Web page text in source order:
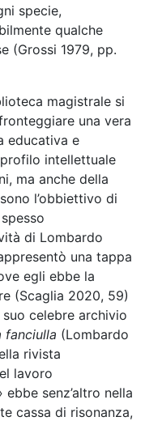
specie,
qualche
(Grossi 1979, pp.
magistrale si
una vera
educativa e
intellettuale
ma anche della
l’obbiettivo di
di Lombardo
una tappa
egli ebbe la
(Scaglia 2020, 59)
celebre archivio
fanciulla (Lombardo
rivista
lavoro
senz’altro nella
cassa di risonanza,